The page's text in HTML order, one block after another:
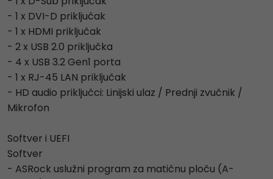
- 1 x DVI-D priključak
- 1 x HDMI priključak
- 2 x USB 2.0 priključka
- 4 x USB 3.2 Gen1 porta
- 1 x RJ-45 LAN priključak
- HD audio priključci: Linijski ulaz / Prednji zvučnik /
Mikrofon
Softver i UEFI
Softver
- ASRock uslužni program za matičnu ploču (A-